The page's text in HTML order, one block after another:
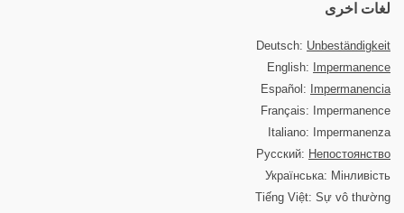
لغات اخرى
Deutsch: Unbeständigkeit
English:
Impermanence
Español:
Impermanencia
Français: Impermanence
Italiano: Impermanenza
Русский: Непостоянство
Українська: Мінливість
Tiếng Việt: Sự vô thường